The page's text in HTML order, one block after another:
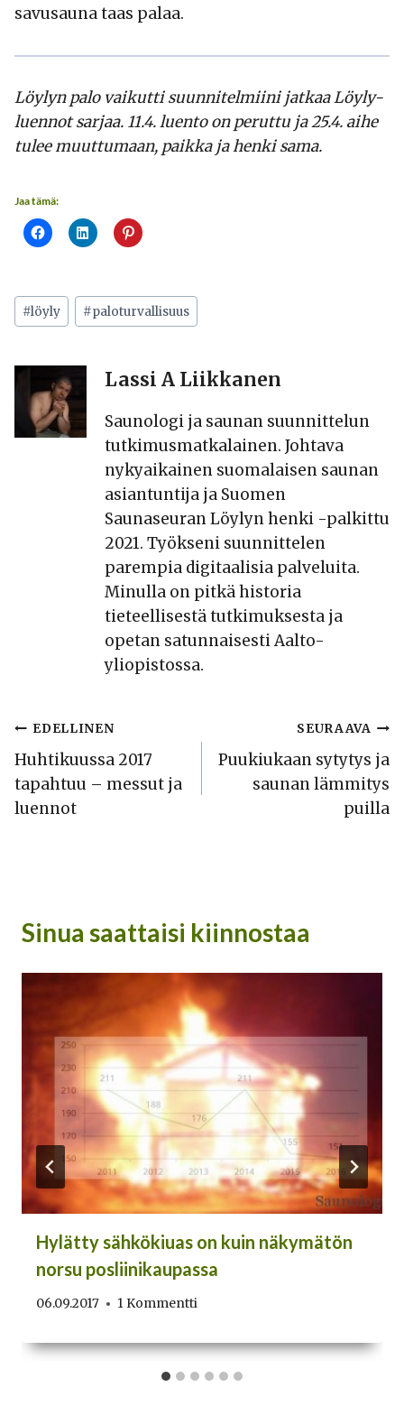
savusauna taas palaa.
Löylyn palo vaikutti suunnitelmiini jatkaa Löyly-
luennot sarjaa. 11.4. luento on peruttu ja 25.4. aihe
tulee muuttumaan, paikka ja henki sama.
Jaa tämä:
Avainsanat:
#löyly #paloturvallisuus
Lassi A Liikkanen
Saunologi ja saunan suunnittelun
tutkimusmatkalainen. Johtava
nykyaikainen suomalaisen saunan
asiantuntija ja Suomen
Saunaseuran Löylyn henki -palkittu
2021. Työkseni suunnittelen
parempia digitaalisia palveluita.
Minulla on pitkä historia
tieteellisestä tutkimuksesta ja
opetan satunnaisesti Aalto-
yliopistossa.
Artikkelien
selaus
EDELLINEN
Huhtikuussa 2017
tapahtuu – messut ja
luennot
SEURAAVA
Puukiukaan sytytys ja
saunan lämmitys
puilla
Sinua saattaisi kiinnostaa
Hylätty sähkökiuas on kuin näkymätön
norsu posliinikaupassa
06.09.2017 1 Kommentti